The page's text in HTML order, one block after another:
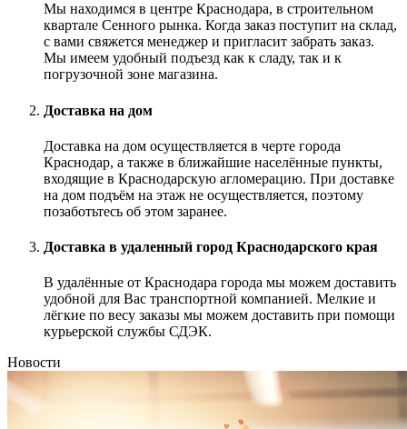
Мы находимся в центре Краснодара, в строительном
квартале Сенного рынка. Когда заказ поступит на склад,
с вами свяжется менеджер и пригласит забрать заказ.
Мы имеем удобный подъезд как к сладу, так и к
погрузочной зоне магазина.
Доставка на дом
Доставка на дом осуществляется в черте города
Краснодар, а также в ближайшие населённые пункты,
входящие в Краснодарскую агломерацию. При доставке
на дом подъём на этаж не осуществляется, поэтому
позаботьтесь об этом заранее.
Доставка в удаленный город Краснодарского края
В удалённые от Краснодара города мы можем доставить
удобной для Вас транспортной компанией. Мелкие и
лёгкие по весу заказы мы можем доставить при помощи
курьерской службы СДЭК.
Новости